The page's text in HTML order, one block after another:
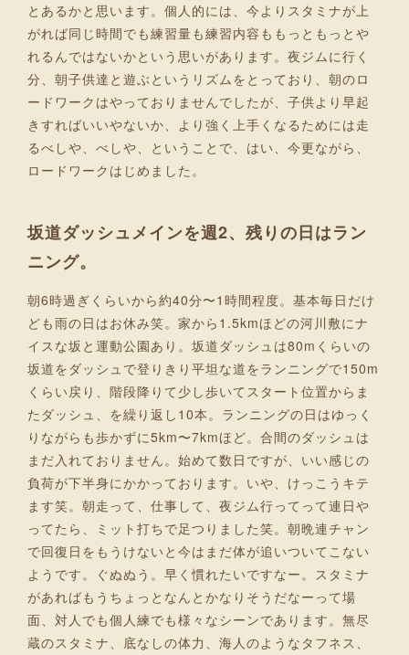
とあるかと思います。個人的には、今よりスタミナが上
がれば同じ時間でも練習量も練習内容ももっともっとや
れるんではないかという思いがあります。夜ジムに行く
分、朝子供達と遊ぶというリズムをとっており、朝のロ
ードワークはやっておりませんでしたが、子供より早起
きすればいいやないか、より強く上手くなるためには走
るべしや、べしや、ということで、はい、今更ながら、
ロードワークはじめました。
坂道ダッシュメインを週2、残りの日はラン
ニング。
朝6時過ぎくらいから約40分〜1時間程度。基本毎日だけ
ども雨の日はお休み笑。家から1.5kmほどの河川敷にナ
イスな坂と運動公園あり。坂道ダッシュは80mくらいの
坂道をダッシュで登りきり平坦な道をランニングで150m
くらい戻り、階段降りて少し歩いてスタート位置からま
たダッシュ、を繰り返し10本。ランニングの日はゆっく
りながらも歩かずに5km〜7kmほど。合間のダッシュは
まだ入れておりません。始めて数日ですが、いい感じの
負荷が下半身にかかっております。いや、けっこうキテ
ます笑。朝走って、仕事して、夜ジム行ってって連日や
ってたら、ミット打ちで足つりました笑。朝晩連チャン
で回復日をもうけないと今はまだ体が追いついてこない
ようです。ぐぬぬう。早く慣れたいですなー。スタミナ
があればもうちょっとなんとかなりそうだなーって場
面、対人でも個人練でも様々なシーンであります。無尽
蔵のスタミナ、底なしの体力、海人のようなタフネス、